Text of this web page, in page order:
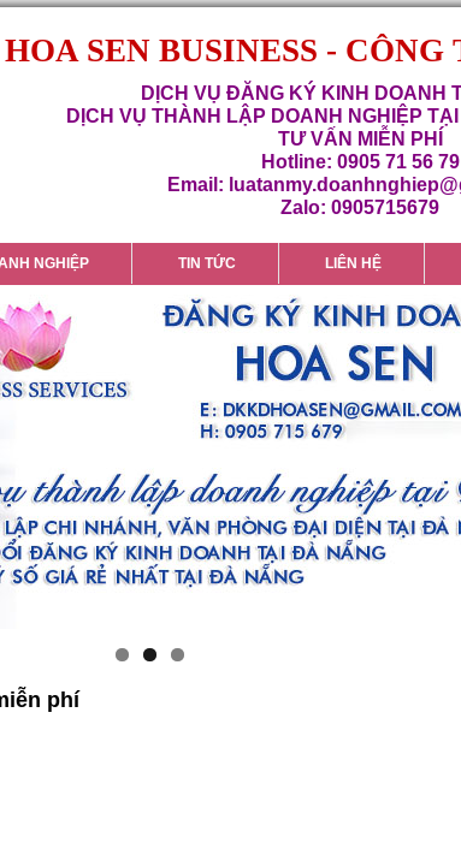
HOA SEN BUSINESS -
DỊCH VỤ ĐĂNG KÝ KINH DOANH
DỊCH VỤ THÀNH LẬP DOANH NGHIỆP
TƯ VẤN MIỄN PHÍ
Hotline: 0905 71 56 79
Email:
Zalo: 0905715679
NGHIỆP TIN TỨC LIÊN HỆ
phí